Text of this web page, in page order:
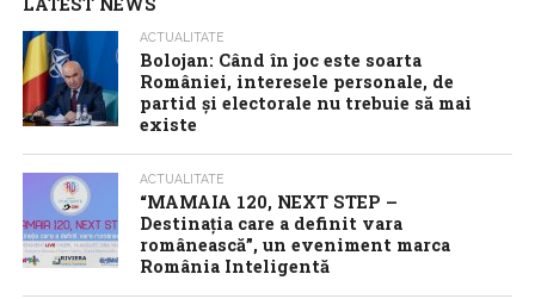
ACTUALITATE
Bolojan: Când în joc este soarta
României, interesele personale, de
partid și electorale nu trebuie să mai
existe
ACTUALITATE
“MAMAIA 120, NEXT STEP –
Destinația care a definit vara
românească”, un eveniment marca
România Inteligentă